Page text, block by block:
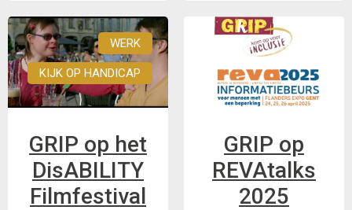
onderzoek
21u
WERK
KIJK OP HANDICAP
GRIP op het
DisABILITY
Filmfestival
GRIP op
REVAtalks
2025